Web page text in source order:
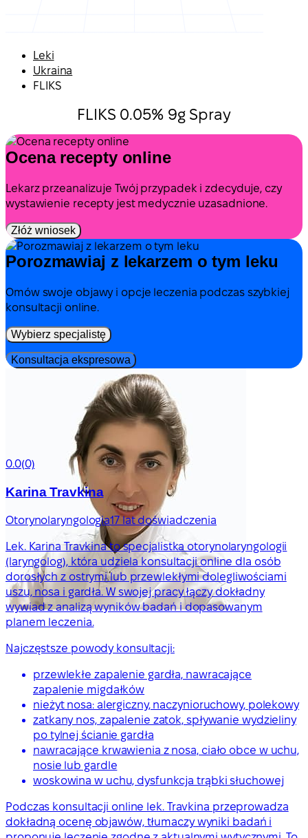
Leki
Ukraina
FLIKS
FLIKS 0.05% 9g Spray
Ocena recepty online
Lekarz przeanalizuje Twój przypadek i zdecyduje, czy
wystawienie recepty jest medycznie uzasadnione.
Złóż wniosek
Porozmawiaj z lekarzem o tym leku
Omów swoje objawy i opcje leczenia podczas szybkiej
konsultacji online.
Wybierz specjalistę
Konsultacja ekspresowa
0.0(0)
Karina Travkina
Otorynolaryngologia17 lat doświadczenia
Lek. Karina Travkina to specjalistka otorynolaryngologii
(laryngolog), która udziela konsultacji online dla osób
dorosłych z ostrymi lub przewlekłymi dolegliwościami
uszu, nosa i gardła. W swojej pracy łączy dokładny
wywiad z analizą wyników badań i dopasowanym
planem leczenia.
Najczęstsze powody konsultacji:
przewlekłe zapalenie gardła, nawracające
zapalenie migdałków
nieżyt nosa: alergiczny, naczynioruchowy, polekowy
zatkany nos, zapalenie zatok, spływanie wydzieliny
po tylnej ścianie gardła
nawracające krwawienia z nosa, ciało obce w uchu,
nosie lub gardle
woskowina w uchu, dysfunkcja trąbki słuchowej
Podczas konsultacji online lek. Travkina przeprowadza
dokładną ocenę objawów, tłumaczy wyniki badań i